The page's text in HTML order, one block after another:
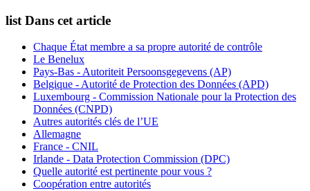
list Dans cet article
Chaque État membre a sa propre autorité de contrôle
Le Benelux
Pays-Bas - Autoriteit Persoonsgegevens (AP)
Belgique - Autorité de Protection des Données (APD)
Luxembourg - Commission Nationale pour la Protection des
Données (CNPD)
Autres autorités clés de l’UE
Allemagne
France - CNIL
Irlande - Data Protection Commission (DPC)
Quelle autorité est pertinente pour vous ?
Coopération entre autorités